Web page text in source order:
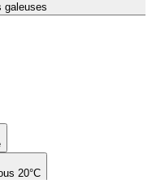
galeuses
20°C